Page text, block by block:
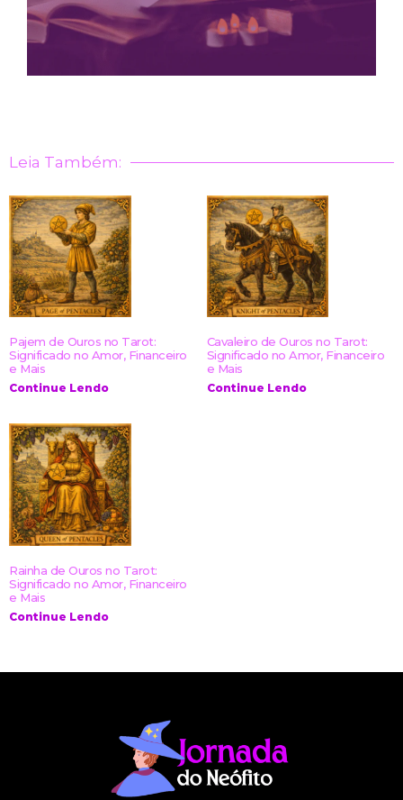
Leia Também:
Pajem de Ouros no Tarot:
Significado no Amor, Financeiro
e Mais
Continue Lendo
Cavaleiro de Ouros no Tarot:
Significado no Amor, Financeiro
e Mais
Continue Lendo
Rainha de Ouros no Tarot:
Significado no Amor, Financeiro
e Mais
Continue Lendo